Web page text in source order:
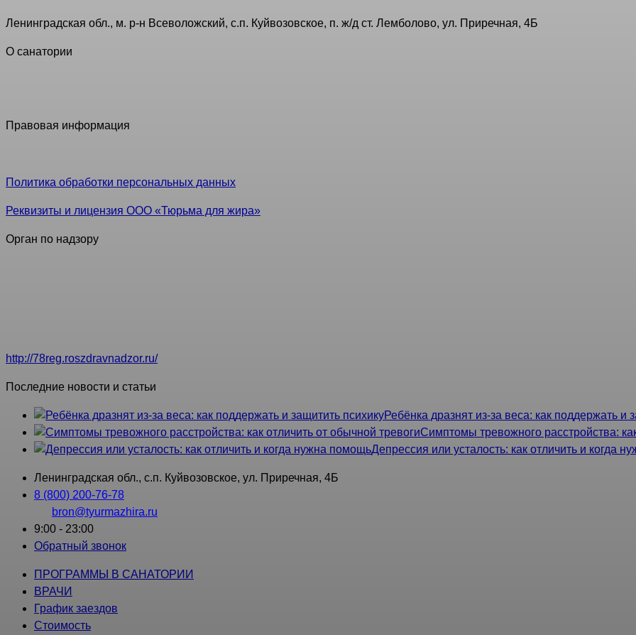
Ленинградская обл., м. р-н Всеволожский, с.п. Куйвозовское, п. ж/д ст. Лемболово, ул. Приречная, 4Б
О санатории
Правовая информация
Политика обработки персональных данных
Реквизиты и лицензия ООО «Тюрьма для жира»
Орган по надзору
http://78reg.roszdravnadzor.ru/
Последние новости и статьи
Ребёнка дразнят из-за веса: как поддержать и
Симптомы тревожного расстройства:
Депрессия или усталость: как отличить и когда
Ленинградская обл., с.п. Куйвозовское, ул. Приречная, 4Б
8 (800) 200-76-78
bron@tyurmazhira.ru
9:00 - 23:00
Обратный звонок
ПРОГРАММЫ В САНАТОРИИ
ВРАЧИ
График заездов
Стоимость